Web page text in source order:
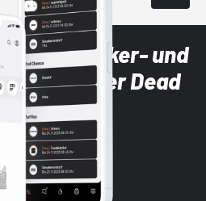
Sneaker- und
mit der Dead